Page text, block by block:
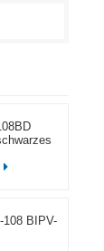
108 BIPV-